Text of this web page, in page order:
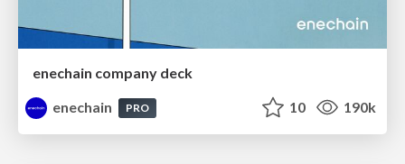
enechain company deck
enechain
PRO 10 190k